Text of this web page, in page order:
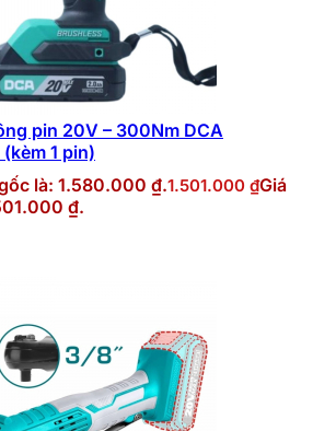
pin 20V – 300Nm DCA
1 pin)
là: 1.580.000 ₫.1.501.000 ₫Giá
₫.